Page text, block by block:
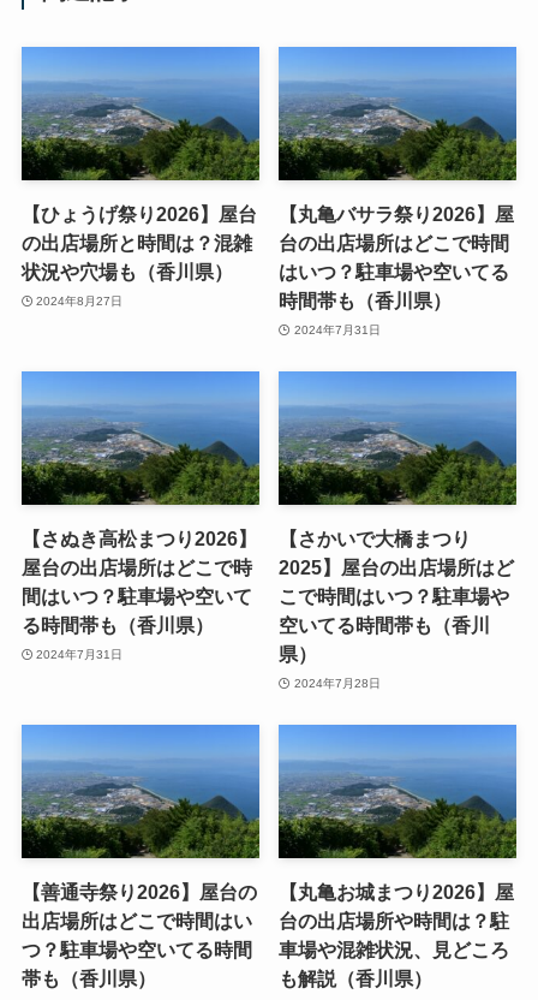
【ひょうげ祭り2026】屋台
の出店場所と時間は？混雑
状況や穴場も（香川県）
2024年8月27日
【丸亀バサラ祭り2026】屋
台の出店場所はどこで時間
はいつ？駐車場や空いてる
時間帯も（香川県）
2024年7月31日
【さぬき高松まつり2026】
屋台の出店場所はどこで時
間はいつ？駐車場や空いて
る時間帯も（香川県）
2024年7月31日
【さかいで大橋まつり
2025】屋台の出店場所はど
こで時間はいつ？駐車場や
空いてる時間帯も（香川
県）
2024年7月28日
【善通寺祭り2026】屋台の
出店場所はどこで時間はい
つ？駐車場や空いてる時間
帯も（香川県）
【丸亀お城まつり2026】屋
台の出店場所や時間は？駐
車場や混雑状況、見どころ
も解説（香川県）